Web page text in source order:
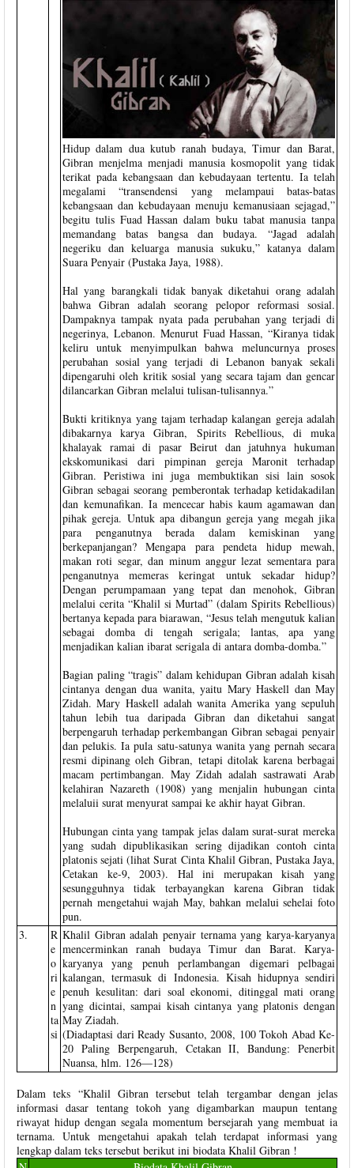
Hidup dalam dua kutub ranah budaya, Timur dan Barat,
Gibran menjelma menjadi manusia kosmopolit yang tidak
terikat pada kebangsaan dan kebudayaan tertentu. Ia telah
megalami “transendensi yang melampaui batas-batas
kebangsaan dan kebudayaan menuju kemanusiaan sejagad,”
begitu tulis Fuad Hassan dalam buku tabat manusia tanpa
memandang batas bangsa dan budaya. “Jagad adalah
negeriku dan keluarga manusia sukuku,” katanya dalam
Suara Penyair (Pustaka Jaya, 1988).
Hal yang barangkali tidak banyak diketahui orang adalah
bahwa Gibran adalah seorang pelopor reformasi sosial.
Dampaknya tampak nyata pada perubahan yang terjadi di
negerinya, Lebanon. Menurut Fuad Hassan, “Kiranya tidak
keliru untuk menyimpulkan bahwa meluncurnya proses
perubahan sosial yang terjadi di Lebanon banyak sekali
dipengaruhi oleh kritik sosial yang secara tajam dan gencar
dilancarkan Gibran melalui tulisan-tulisannya.”
Bukti kritiknya yang tajam terhadap kalangan gereja adalah
dibakarnya karya Gibran, Spirits Rebellious, di muka
khalayak ramai di pasar Beirut dan jatuhnya hukuman
ekskomunikasi dari pimpinan gereja Maronit terhadap
Gibran. Peristiwa ini juga membuktikan sisi lain sosok
Gibran sebagai seorang pemberontak terhadap ketidakadilan
dan kemunafikan. Ia mencecar habis kaum agamawan dan
pihak gereja. Untuk apa dibangun gereja yang megah jika
para penganutnya berada dalam kemiskinan yang
berkepanjangan? Mengapa para pendeta hidup mewah,
makan roti segar, dan minum anggur lezat sementara para
penganutnya memeras keringat untuk sekadar hidup?
Dengan perumpamaan yang tepat dan menohok, Gibran
melalui cerita “Khalil si Murtad” (dalam Spirits Rebellious)
bertanya kepada para biarawan, “Jesus telah mengutuk kalian
sebagai domba di tengah serigala; lantas, apa yang
menjadikan kalian ibarat serigala di antara domba-domba.”
Bagian paling “tragis” dalam kehidupan Gibran adalah kisah
cintanya dengan dua wanita, yaitu Mary Haskell dan May
Zidah. Mary Haskell adalah wanita Amerika yang sepuluh
tahun lebih tua daripada Gibran dan diketahui sangat
berpengaruh terhadap perkembangan Gibran sebagai penyair
dan pelukis. Ia pula satu-satunya wanita yang pernah secara
resmi dipinang oleh Gibran, tetapi ditolak karena berbagai
macam pertimbangan. May Zidah adalah sastrawati Arab
kelahiran Nazareth (1908) yang menjalin hubungan cinta
melaluii surat menyurat sampai ke akhir hayat Gibran.
Hubungan cinta yang tampak jelas dalam surat-surat mereka
yang sudah dipublikasikan sering dijadikan contoh cinta
platonis sejati (lihat Surat Cinta Khalil Gibran, Pustaka Jaya,
Cetakan ke-9, 2003). Hal ini merupakan kisah yang
sesungguhnya tidak terbayangkan karena Gibran tidak
pernah mengetahui wajah May, bahkan melalui sehelai foto
pun.
3.
R
e
o
ri
e
n
ta
si
Khalil Gibran adalah penyair ternama yang karya-karyanya
mencerminkan ranah budaya Timur dan Barat. Karya-
karyanya yang penuh perlambangan digemari pelbagai
kalangan, termasuk di Indonesia. Kisah hidupnya sendiri
penuh kesulitan: dari soal ekonomi, ditinggal mati orang
yang dicintai, sampai kisah cintanya yang platonis dengan
May Ziadah.
(Diadaptasi dari Ready Susanto, 2008, 100 Tokoh Abad Ke-
20 Paling Berpengaruh, Cetakan II, Bandung: Penerbit
Nuansa, hlm. 126—128)
Dalam teks “Khalil Gibran tersebut telah tergambar dengan jelas
informasi dasar tentang tokoh yang digambarkan maupun tentang
riwayat hidup dengan segala momentum bersejarah yang membuat ia
ternama. Untuk mengetahui apakah telah terdapat informasi yang
lengkap dalam teks tersebut berikut ini biodata Khalil Gibran !